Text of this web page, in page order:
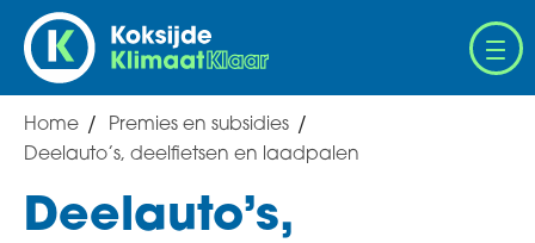
Overslaan
en
naar
inhoud
gaan
Breadcrumb
Home
Premies en subsidies
Deelauto’s, deelfietsen en laadpalen
Deelauto’s,